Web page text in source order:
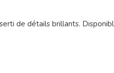
de détails brillants.